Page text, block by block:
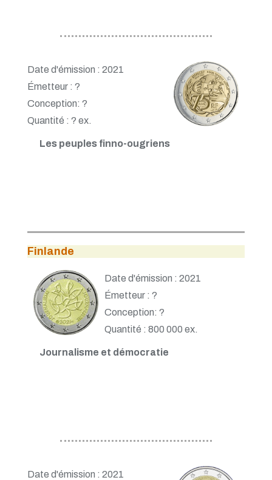
Date d'émission : 2021
Émetteur : ?
Conception: ?
Quantité : ? ex.
Les peuples finno-ougriens
Finlande
Date d'émission : 2021
Émetteur : ?
Conception: ?
Quantité : 800 000 ex.
Journalisme et démocratie
Date d'émission : 2021